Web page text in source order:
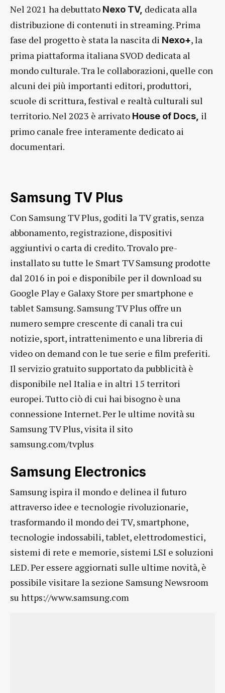
Nel 2021 ha debuttato Nexo TV, dedicata alla
distribuzione di contenuti in streaming. Prima
fase del progetto è stata la nascita di Nexo+, la
prima piattaforma italiana SVOD dedicata al
mondo culturale. Tra le collaborazioni, quelle con
alcuni dei più importanti editori, produttori,
scuole di scrittura, festival e realtà culturali sul
territorio. Nel 2023 è arrivato House of Docs, il
primo canale free interamente dedicato ai
documentari.
Samsung TV Plus
Con Samsung TV Plus, goditi la TV gratis, senza
abbonamento, registrazione, dispositivi
aggiuntivi o carta di credito. Trovalo pre-
installato su tutte le Smart TV Samsung prodotte
dal 2016 in poi e disponibile per il download su
Google Play e Galaxy Store per smartphone e
tablet Samsung. Samsung TV Plus offre un
numero sempre crescente di canali tra cui
notizie, sport, intrattenimento e una libreria di
video on demand con le tue serie e film preferiti.
Il servizio gratuito supportato da pubblicità è
disponibile nel Italia e in altri 15 territori
europei. Tutto ciò di cui hai bisogno è una
connessione Internet. Per le ultime novità su
Samsung TV Plus, visita il sito
samsung.com/tvplus
Samsung Electronics
Samsung ispira il mondo e delinea il futuro
attraverso idee e tecnologie rivoluzionarie,
trasformando il mondo dei TV, smartphone,
tecnologie indossabili, tablet, elettrodomestici,
sistemi di rete e memorie, sistemi LSI e soluzioni
LED. Per essere aggiornati sulle ultime novità, è
possibile visitare la sezione Samsung Newsroom
su https://www.samsung.com